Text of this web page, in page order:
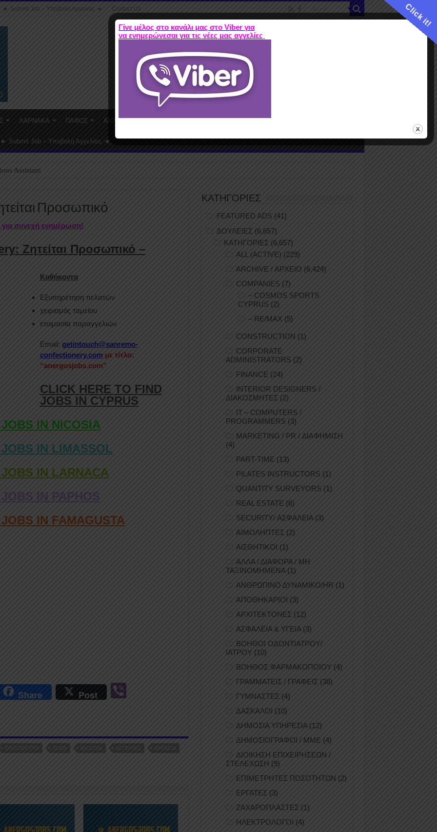
► Submit Job – Υποβολή Αγγελίας ◄ Contact Us
ΛΑΡΝΑΚΑ ΠΑΦΟΣ ΑΜΜΟΧΩΣΤΟΣ
► Submit Job – Υποβολή Αγγελίας ◄
Assistant
Προσωπικό
για συνεχή ενημέρωση!
Ζητείται Προσωπικό –
Καθήκοντα
Εξυπηρέτηση πελατών
χειρισμός ταμείου
ετοιμασία παραγγελιών
Email: getintouch@sanremo-
confectionery.com με τίτλο:
“anergosjobs.com”
CLICK HERE TO FIND
JOBS IN CYPRUS
IN NICOSIA
IN LIMASSOL
IN LARNACA
IN PAPHOS
IN FAMAGUSTA
Share Post
ERGODOTISI JOBS NICOSIA ΑΓΓΕΛΊΕΣ
ΕΡΓΑΣΊΑ
ΚΑΤΗΓΟΡΙΕΣ
FEATURED ADS (41)
ΔΟΥΛΕΙΕΣ (6,657)
ΚΑΤΗΓΟΡΙΕΣ (6,657)
ALL (ACTIVE) (229)
ARCHIVE / ΑΡΧΕΙΟ (6,424)
COMPANIES (7)
– COSMOS SPORTS
CYPRUS (2)
– RE/MAX (5)
CONSTRUCTION (1)
CORPORATE
ADMINISTRATORS (2)
FINANCE (24)
INTERIOR DESIGNERS /
ΔΙΑΚΟΣΜΗΤΕΣ (2)
IT – COMPUTERS /
PROGRAMMERS (3)
MARKETING / PR / ΔΙΑΦΗΜΙΣΗ
(4)
PART-TIME (13)
PILATES INSTRUCTORS (1)
QUANTITY SURVEYORS (1)
REAL ESTATE (6)
SECURITY/ ΑΣΦΑΛΕΙΑ(3)
ΑΙΜΟΛΗΠΤΕΣ (2)
ΑΙΣΘΗΤΙΚΟΙ (1)
ΑΛΛΑ / ΔΙΑΦΟΡΑ / ΜΗ
ΤΑΞΙΝΟΜΗΜΕΝΑ(1)
ΑΝΘΡΩΠΙΝΟ ΔΥΝΑΜΙΚΟ/HR (1)
ΑΠΟΘΗΚΑΡΙΟΙ (3)
ΑΡΧΙΤΕΚΤΟΝΕΣ (12)
ΑΣΦΑΛΕΙΑ & ΥΓΕΙΑ (3)
ΒΟΗΘΟΙ ΟΔΟΝΤΙΑΤΡΟΥ/
ΙΑΤΡΟΥ(10)
ΒΟΗΘΟΣ ΦΑΡΜΑΚΟΠΟΙΟΥ (4)
ΓΡΑΜΜΑΤΕΙΣ / ΓΡΑΦΕΙΣ (38)
ΓΥΜΝΑΣΤΕΣ (4)
ΔΑΣΚΑΛΟΙ (10)
ΔΗΜΟΣΙΑ ΥΠΗΡΕΣΙΑ (12)
ΔΗΜΟΣΙΟΓΡΑΦΟΙ / ΜΜΕ (4)
ΔΙΟΙΚΗΣΗ ΕΠΙΧΕΙΡΗΣΕΩΝ /
ΣΤΕΛΕΧΩΣΗ (9)
ΕΠΙΜΕΤΡΗΤΕΣ ΠΟΣΟΤΗΤΩΝ (2)
ΕΡΓΑΤΕΣ (3)
ΖΑΧΑΡΟΠΛΑΣΤΕΣ (1)
ΗΛΕΚΤΡΟΛΟΓΟΙ (4)
Click it!
Γίνε μέλος στο κανάλι μας στο Viber για
να ενημερώνεσαι για τις νέες μας αγγελίες